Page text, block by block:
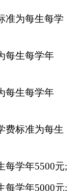
准为每生每学
每生每学年
每生每学年
费标准为每生
每学年5500元;
每学年5000元;